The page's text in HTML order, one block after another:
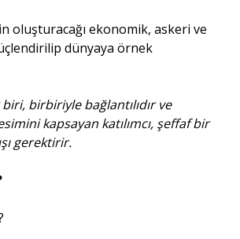
oluşturacağı ekonomik, askeri ve
dünyaya örnek
birbiriyle bağlantılıdır ve
kapsayan katılımcı, şeffaf bir
gerektirir.